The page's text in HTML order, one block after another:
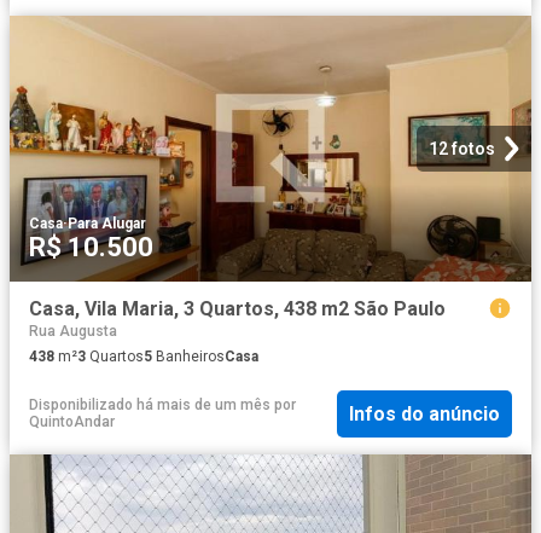
12 fotos
Casa·Para Alugar
R$ 10.500
Casa, Vila Maria, 3 Quartos, 438 m2 São Paulo
Rua Augusta
438 m²3 Quartos5 BanheirosCasa
Disponibilizado há mais de um mês por
QuintoAndar
Infos do anúncio